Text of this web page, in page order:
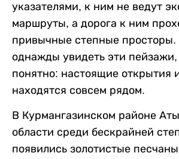
указателями, к ним не ведут
маршруты, а дорога к ним
привычные степные просторы.
однажды увидеть эти пейзажи,
понятно: настоящие открытия
находятся совсем рядом.
В Курмангазинском районе
области среди бескрайней
появились золотистые